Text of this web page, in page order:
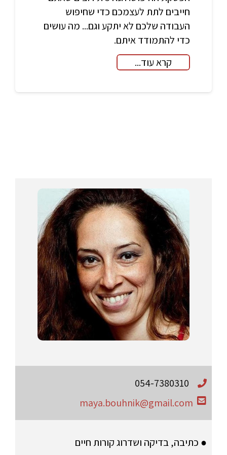
חייבים לתת לעצמכם כדי שחיפוש
העבודה שלכם לא יתקע וגם... מה עושים
כדי להתמודד איתם.
קרא עוד...
054-7380310
maya.bouhnik@gmail.com
● כתיבה, בדיקה ושדרוג קורות חיים